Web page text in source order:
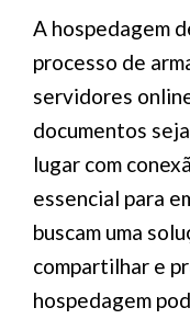
A hospedagem
processo de
servidores
documentos
lugar com
essencial para
buscam uma
compartilhar e
hospedagem